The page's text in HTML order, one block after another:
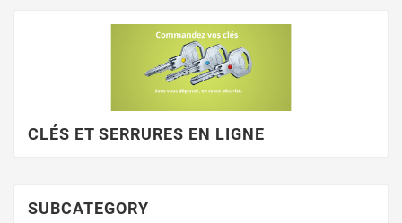
CLÉS ET SERRURES EN LIGNE
SUBCATEGORY